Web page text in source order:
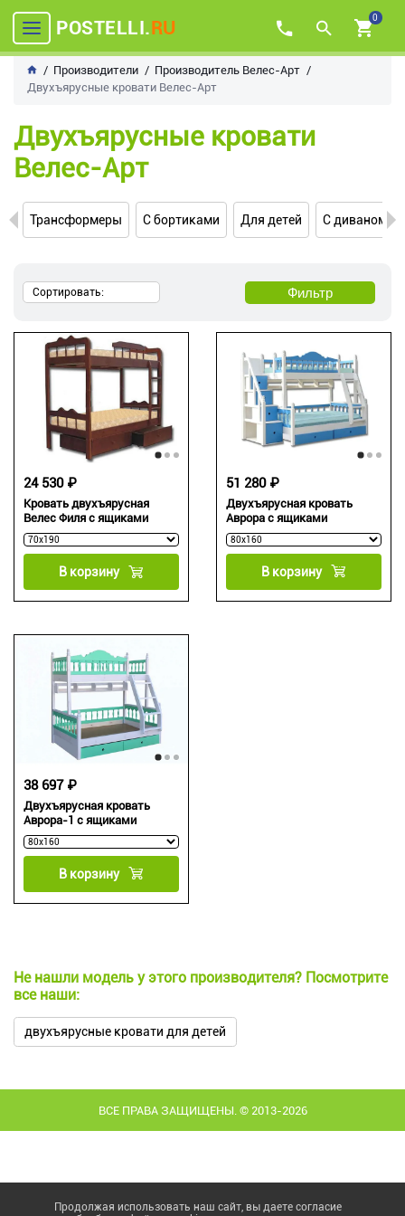
POSTELLI.RU 0
Производители
Производитель Велес-Арт
Двухъярусные кровати Велес-Арт
Двухъярусные кровати
Велес-Арт
Трансформеры С бортиками Для детей С диваном
Сортировать: Фильтр
Кровать двухъярусная
Велес Филя с ящиками
24 530 ₽
В корзину
Двухъярусная кровать
Аврора с ящиками
51 280 ₽
В корзину
Двухъярусная кровать
Аврора-1 с ящиками
38 697 ₽
В корзину
Не нашли модель у этого производителя? Посмотрите
все наши:
двухъярусные кровати для детей
ВСЕ ПРАВА ЗАЩИЩЕНЫ. © 2013-2026
Продолжая использовать наш сайт, вы даете согласие